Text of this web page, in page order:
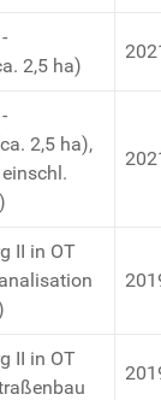
2,5 ha)
2,5 ha),
II in OT
II in OT